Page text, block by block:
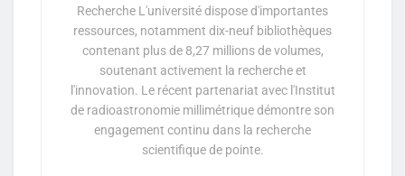
Recherche L'université dispose d'importantes
ressources, notamment dix-neuf bibliothèques
contenant plus de 8,27 millions de volumes,
soutenant activement la recherche et
l'innovation. Le récent partenariat avec l'Institut
de radioastronomie millimétrique démontre son
engagement continu dans la recherche
scientifique de pointe.